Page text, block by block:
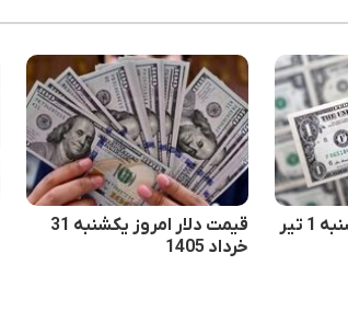
قیمت دلار امروز دوشنبه 1 تیر
قیمت دلار امروز یکشنبه 31
خرداد 1405